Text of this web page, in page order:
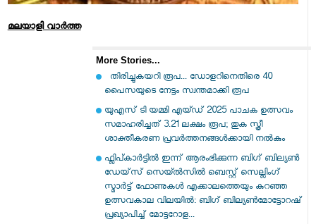
മലയാളി വാര്‍ത്ത
More Stories...
തിരിച്ചുകയറി രൂപ... ഡോളറിനെതിരെ 40
പൈസയുടെ നേട്ടം സ്വന്തമാക്കി രൂപ
യുഎസ് ടി യമ്മി എയ്ഡ് 2025 പാചക ഉത്സവം
സമാഹരിച്ചത് 3.21 ലക്ഷം രൂപ; തുക സ്ത്രീ
ശാക്തീകരണ പ്രവർത്തനങ്ങൾക്കായി നൽകും
ഫ്ലിപ്കാർട്ടിൽ ഇന്ന് ആരംഭിക്കുന്ന ബിഗ് ബില്യൺ
ഡേയ്‌സ് സെയ്ൽസിൽ ബെസ്റ്റ് സെല്ലിംഗ്
സ്മാർട്ട് ഫോണുകൾ എക്കാലത്തെയും കുറഞ്ഞ
ഉത്സവകാല വിലയിൽ: ബിഗ് ബില്യൺമോട്ടോറഷ്
പ്രഖ്യാപിച്ച് മോട്ടറോള...